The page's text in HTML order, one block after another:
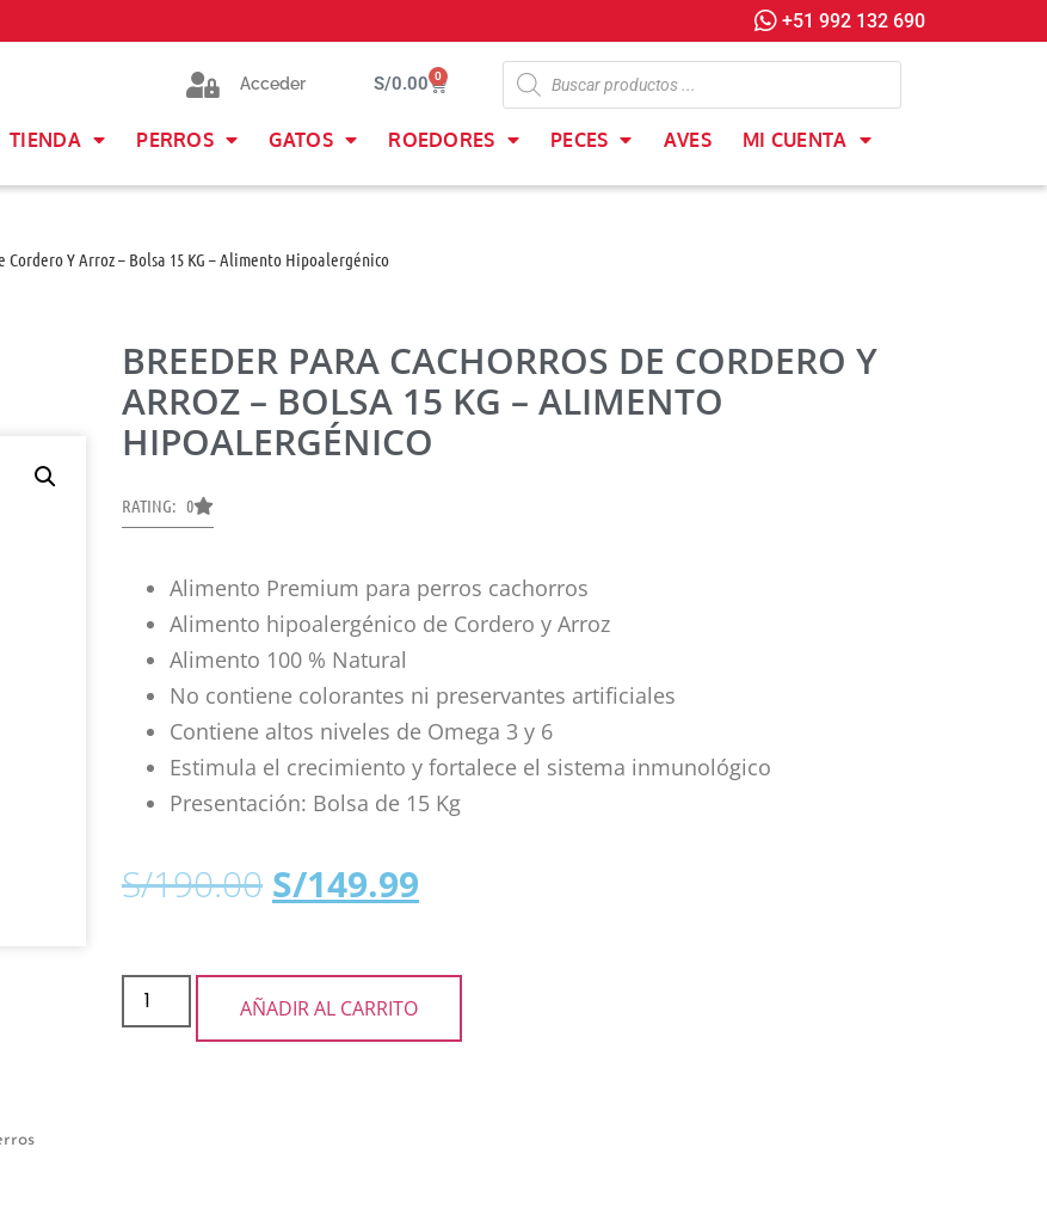
+51 992 132 690
Acceder S/0.00 0
TIENDA PERROS GATOS ROEDORES PECES AVES MI CUENTA
Cordero Y Arroz – Bolsa 15 KG – Alimento Hipoalergénico
BREEDER PARA CACHORROS DE CORDERO Y
ARROZ – BOLSA 15 KG – ALIMENTO
HIPOALERGÉNICO
RATING: 0
Alimento Premium para perros cachorros
Alimento hipoalergénico de Cordero y Arroz
Alimento 100 % Natural
No contiene colorantes ni preservantes artificiales
Contiene altos niveles de Omega 3 y 6
Estimula el crecimiento y fortalece el sistema inmunológico
Presentación: Bolsa de 15 Kg
S/190.00 S/149.99
AÑADIR AL CARRITO